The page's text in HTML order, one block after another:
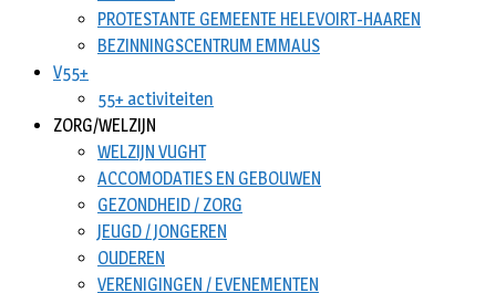
PROTESTANTE GEMEENTE HELEVOIRT-HAAREN
BEZINNINGSCENTRUM EMMAUS
V55+
55+ activiteiten
ZORG/WELZIJN
WELZIJN VUGHT
ACCOMODATIES EN GEBOUWEN
GEZONDHEID / ZORG
JEUGD / JONGEREN
OUDEREN
VERENIGINGEN / EVENEMENTEN